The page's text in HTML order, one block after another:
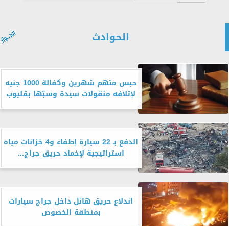
الحوادث
حبس متهم شهرين وكفالة 1000 جنيه
لإتلافه منقولات سيدة وسبّها بقليوب
الدفع بـ 22 سيارة إطفاء و4 خزانات مياه
استراتيجية لإخماد حريق جراج...
اندلاع حريق هائل داخل جراج سيارات
بمنطقة الخصوص